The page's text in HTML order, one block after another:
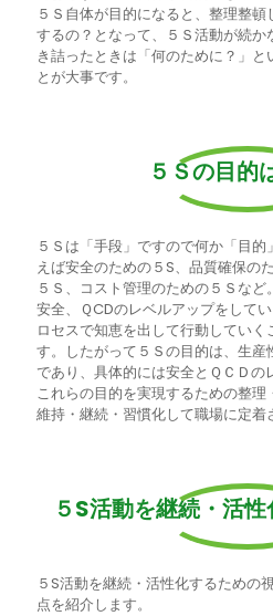
５Ｓ自体が目的になると、整理整
するの？となって、５Ｓ活動が続
き詰ったときは「何のために？」
とが大事です。
５Ｓの目的
５Ｓは「手段」ですので何か「目
えば安全のための５S、品質確保の
５Ｓ、コスト管理のための５Ｓなど。
安全、ＱCDのレベルアップをして
ロセスで知恵を出して行動していく
す。したがって５Ｓの目的は、生
であり、具体的には安全とＱＣＤの
これらの目的を実現するための整理
維持・継続・習慣化して職場に定着
５S活動を継続・活
５S活動を継続・活性化するための
点を紹介します。